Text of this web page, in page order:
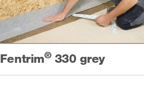
Fentrim® 330 grey